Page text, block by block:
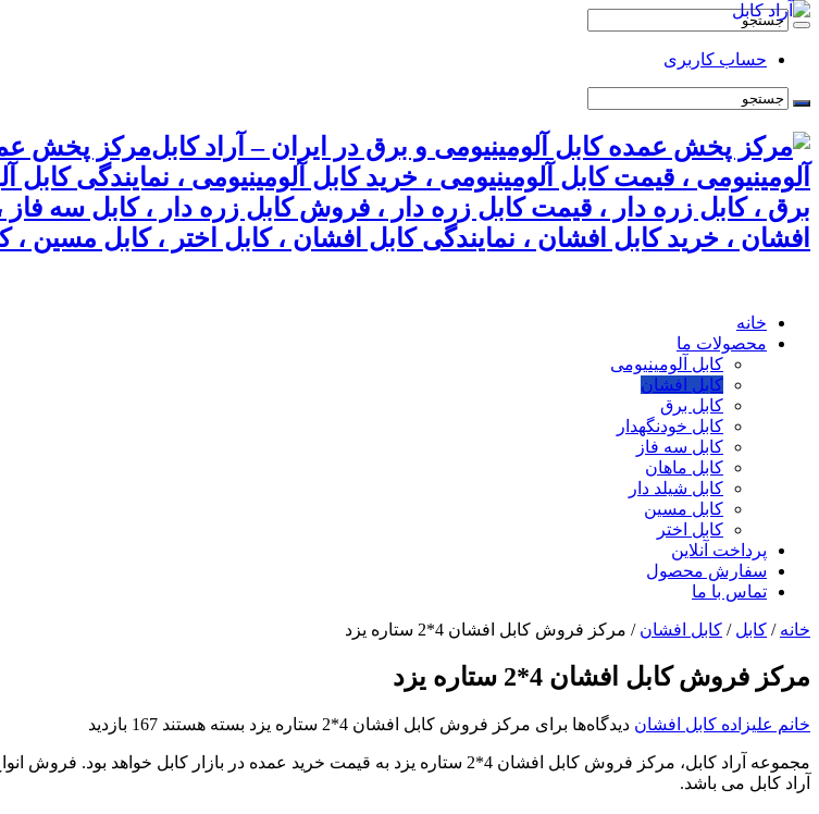
حساب کاربری
مرکز پخش
آلومینیومی ، قیمت کابل آلومینیومی ، خرید کابل آلومینیومی ، نمایندگی
برق ، کابل زره دار ، قیمت کابل زره دار ، فروش کابل زره دار ، کابل سه
افشان ، خرید کابل افشان ، نمایندگی کابل افشان ، کابل اختر ، کابل مسین ،
خانه
محصولات ما
کابل آلومینیومی
کابل افشان
کابل برق
کابل خودنگهدار
کابل سه فاز
کابل ماهان
کابل شیلد دار
کابل مسین
کابل اختر
پرداخت آنلاین
سفارش محصول
تماس با ما
خانه / کابل / کابل افشان / مرکز فروش کابل افشان 4*2 ستاره یزد
مرکز فروش کابل افشان 4*2 ستاره یزد
خانم علیزاده کابل افشان دیدگاه‌ها برای مرکز فروش کابل افشان 4*2 ستاره یزد بسته هستند 167 بازدید
مجموعه آراد کابل، مرکز فروش کابل افشان 4*2 ستاره یزد به قیمت خرید عمده در
آراد کابل می باشد.